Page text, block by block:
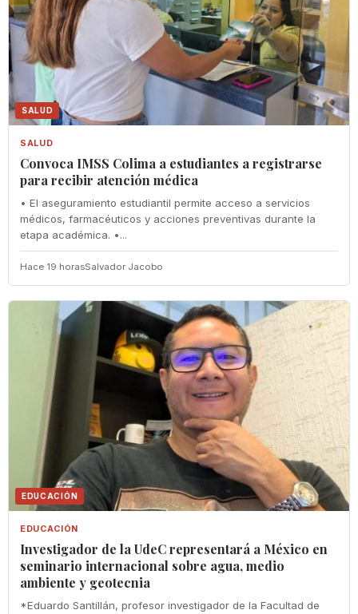
SALUD
SALUD
Convoca IMSS Colima a estudiantes a registrarse
para recibir atención médica
• El aseguramiento estudiantil permite acceso a servicios
médicos, farmacéuticos y acciones preventivas durante la
etapa académica. •...
Hace 19 horasSalvador Jacobo
EDUCACIÓN
EDUCACIÓN
Investigador de la UdeC representará a México en
seminario internacional sobre agua, medio
ambiente y geotecnia
*Eduardo Santillán, profesor investigador de la Facultad de